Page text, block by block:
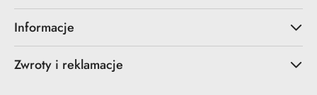
Informacje
Zwroty i reklamacje